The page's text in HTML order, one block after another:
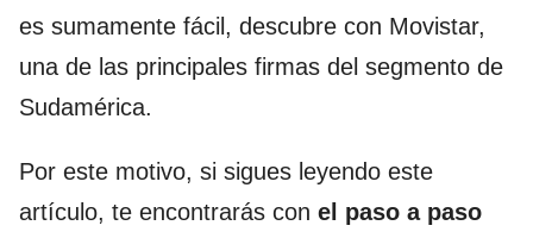
es sumamente fácil, descubre con Movistar,
una de las principales firmas del segmento de
Sudamérica.
Por este motivo, si sigues leyendo este
artículo, te encontrarás con el paso a paso